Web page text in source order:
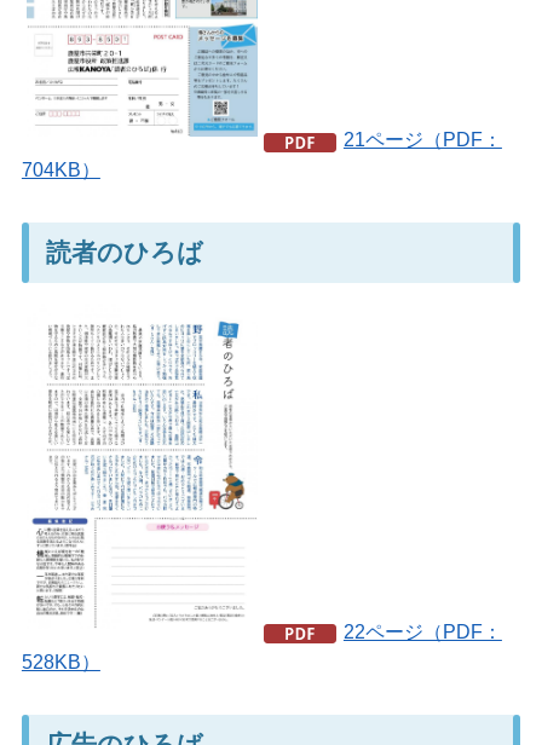
21ページ（PDF：
704KB）
読者のひろば
22ページ（PDF：
528KB）